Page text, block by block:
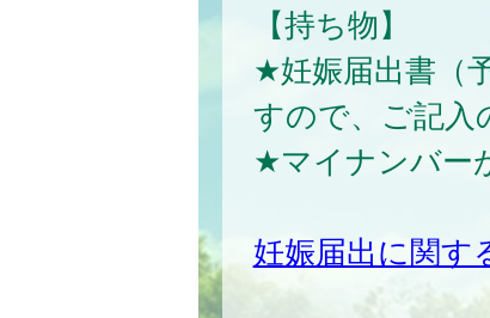
【持ち物】
★妊娠届出書（
すので、ご記入
★マイナンバー
妊娠届出に関す